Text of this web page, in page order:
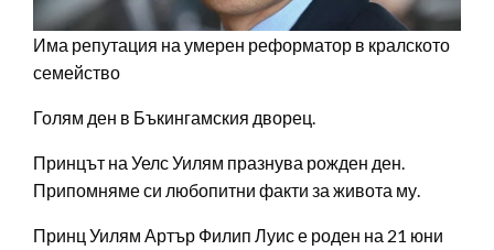
Има репутация на умерен реформатор в кралското
семейство
Голям ден в Бъкингамския дворец.
Принцът на Уелс Уилям празнува рожден ден.
Припомняме си любопитни факти за живота му.
Принц Уилям Артър Филип Луис е роден на 21 юни